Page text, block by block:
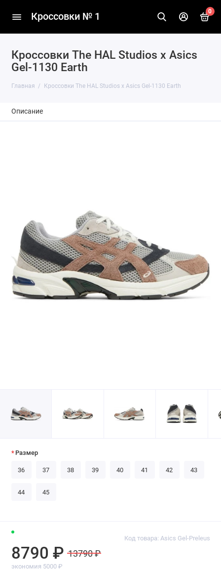
Кроссовки № 1 0
Кроссовки The HAL Studios x Asics
Gel-1130 Earth
Главная Кроссовки The HAL Studios x Asics Gel-1130 Earth
Описание
Код товара: Asics Gel-Preleus
8790 ₽ 13790 ₽
экономия 5000 ₽
Размер
36 37 38 39 40 41 42 43
44 45